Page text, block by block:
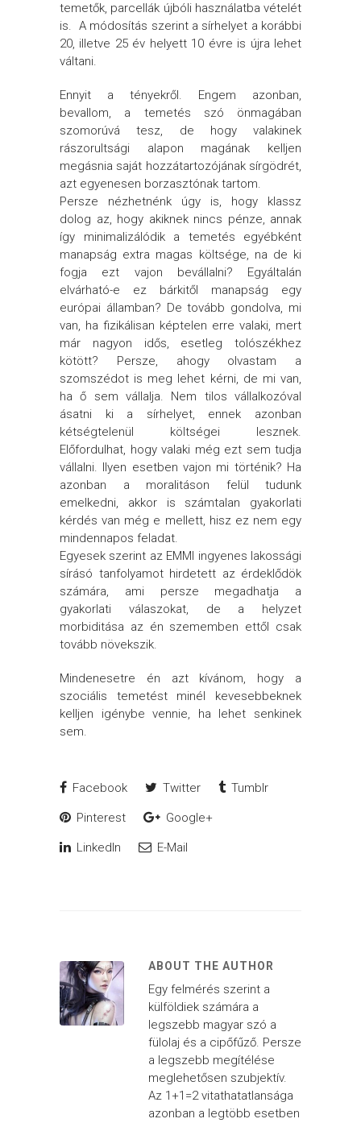
temetők, parcellák újbóli használatba vételét
is. A módosítás szerint a sírhelyet a korábbi
20, illetve 25 év helyett 10 évre is újra lehet
váltani.
Ennyit a tényekről. Engem azonban,
bevallom, a temetés szó önmagában
szomorúvá tesz, de hogy valakinek
rászorultsági alapon magának kelljen
megásnia saját hozzátartozójának sírgödrét,
azt egyenesen borzasztónak tartom.
Persze nézhetnénk úgy is, hogy klassz
dolog az, hogy akiknek nincs pénze, annak
így minimalizálódik a temetés egyébként
manapság extra magas költsége, na de ki
fogja ezt vajon bevállalni? Egyáltalán
elvárható-e ez bárkitől manapság egy
európai államban? De tovább gondolva, mi
van, ha fizikálisan képtelen erre valaki, mert
már nagyon idős, esetleg tolószékhez
kötött? Persze, ahogy olvastam a
szomszédot is meg lehet kérni, de mi van,
ha ő sem vállalja. Nem tilos vállalkozóval
ásatni ki a sírhelyet, ennek azonban
kétségtelenül költségei lesznek.
Előfordulhat, hogy valaki még ezt sem tudja
vállalni. Ilyen esetben vajon mi történik? Ha
azonban a moralitáson felül tudunk
emelkedni, akkor is számtalan gyakorlati
kérdés van még e mellett, hisz ez nem egy
mindennapos feladat.
Egyesek szerint az EMMI ingyenes lakossági
sírásó tanfolyamot hirdetett az érdeklődök
számára, ami persze megadhatja a
gyakorlati válaszokat, de a helyzet
morbiditása az én szememben ettől csak
tovább növekszik.
Mindenesetre én azt kívánom, hogy a
szociális temetést minél kevesebbeknek
kelljen igénybe vennie, ha lehet senkinek
sem.
Facebook Twitter Tumblr
Pinterest Google+
LinkedIn E-Mail
ABOUT THE AUTHOR
Egy felmérés szerint a
külföldiek számára a
legszebb magyar szó a
fülolaj és a cipőfűző. Persze
a legszebb megítélése
meglehetősen szubjektív.
Az 1+1=2 vitathatatlansága
azonban a legtöbb esetben